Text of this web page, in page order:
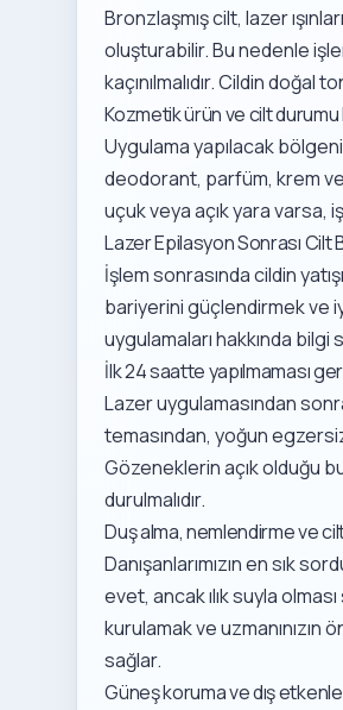
Bronzlaşmış cilt, lazer
oluşturabilir. Bu nedenle
kaçınılmalıdır. Cildin doğal
Kozmetik ürün ve cilt
Uygulama yapılacak
deodorant, parfüm, krem
uçuk veya açık yara varsa,
Lazer Epilasyon Sonrası Cilt
İşlem sonrasında cildin
bariyerini güçlendirmek ve
uygulamaları hakkında bilgi
İlk 24 saatte yapılmaması
Lazer uygulamasından
temasından, yoğun
Gözeneklerin açık olduğu
durulmalıdır.
Duş alma, nemlendirme ve
Danışanlarımızın en sık
evet, ancak ılık suyla
kurulamak ve
sağlar.
Güneş koruma ve dış